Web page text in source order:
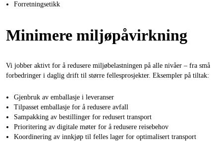
Artikler og guider
Vanlige spørsmål
Forretningsetikk
Minimere miljøpåvirkning
Vi jobber aktivt for å redusere miljøbelastningen på alle nivåer – fra små
forbedringer i daglig drift til større fellesprosjekter. Eksempler på tiltak:
Gjenbruk av emballasje i leveranser
Tilpasset emballasje for å redusere avfall
Sampakking av bestillinger for redusert transport
Prioritering av digitale møter for å redusere reisebehov
Koordinering av innkjøp til felles lager for optimalisert transport